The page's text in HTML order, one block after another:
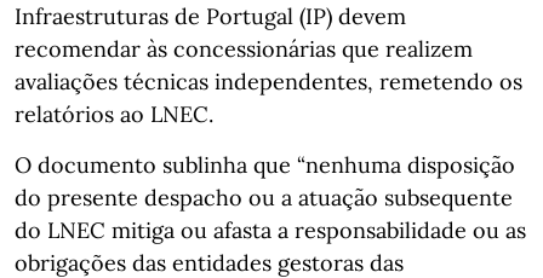
Infraestruturas de Portugal (IP) devem
recomendar às concessionárias que realizem
avaliações técnicas independentes, remetendo os
relatórios ao LNEC.
O documento sublinha que “nenhuma disposição
do presente despacho ou a atuação subsequente
do LNEC mitiga ou afasta a responsabilidade ou as
obrigações das entidades gestoras das